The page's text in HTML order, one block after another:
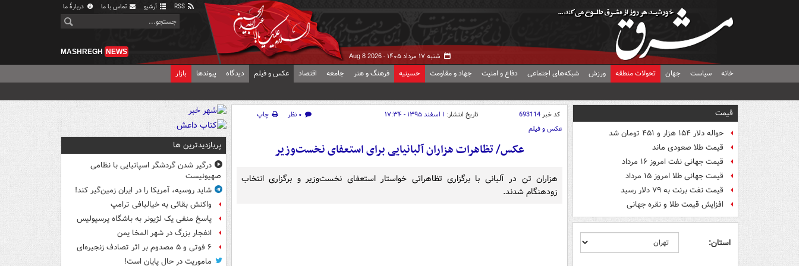
آرشیو تماس با ما دربارهٔ ما
شنبه ۱۷ مرداد ۱۴۰۵ - Aug 8 2026
MASHREGH NEWS
خانه سیاست جهان تحولات منطقه ورزش شبکه‌های اجتماعی دفاع و امنیت جهاد و مقاومت حسینیه فرهنگ و هنر جامعه اقتصاد عکس و فیلم دیدگاه پیوندها بازار
قیمت
حواله دلار ۱۵۴ هزار و ۴۵۱ تومان شد
قیمت طلا صعودی ماند
قیمت جهانی نفت امروز ۱۶ مرداد
قیمت جهانی طلا امروز ۱۵ مرداد
قیمت نفت برنت به ۷۹ دلار رسید
افزایش قیمت طلا و نقره جهانی
استان:
کد خبر693114 تاریخ انتشار: ۱ اسفند ۱۳۹۵ - ۱۷:۳۴ ۰ نظر
چاپ
عکس و فیلم
عکس/ تظاهرات هزاران آلبانیایی برای استعفای نخست‌وزیر
هزاران تن در آلبانی با برگزاری تظاهراتی خواستار استعفای نخست‌وزیر و برگزاری انتخاب
زودهنگام شدند.
پربازدیدترین ها
درگیر شدن گردشگر اسپانیایی با نظامی
صهیونیست
شاید روسیه، آمریکا را در ایران زمین‌گیر کند!
واکنش بقائی به خیالبافی ترامپ
پاسخ منفی یک لژیونر به باشگاه پرسپولیس
انفجار بزرگ در شهر المخا یمن
۶ فوتی و ۵ مصدوم بر اثر تصادف زنجیره‌ای
ماموریت در حال پایان است!